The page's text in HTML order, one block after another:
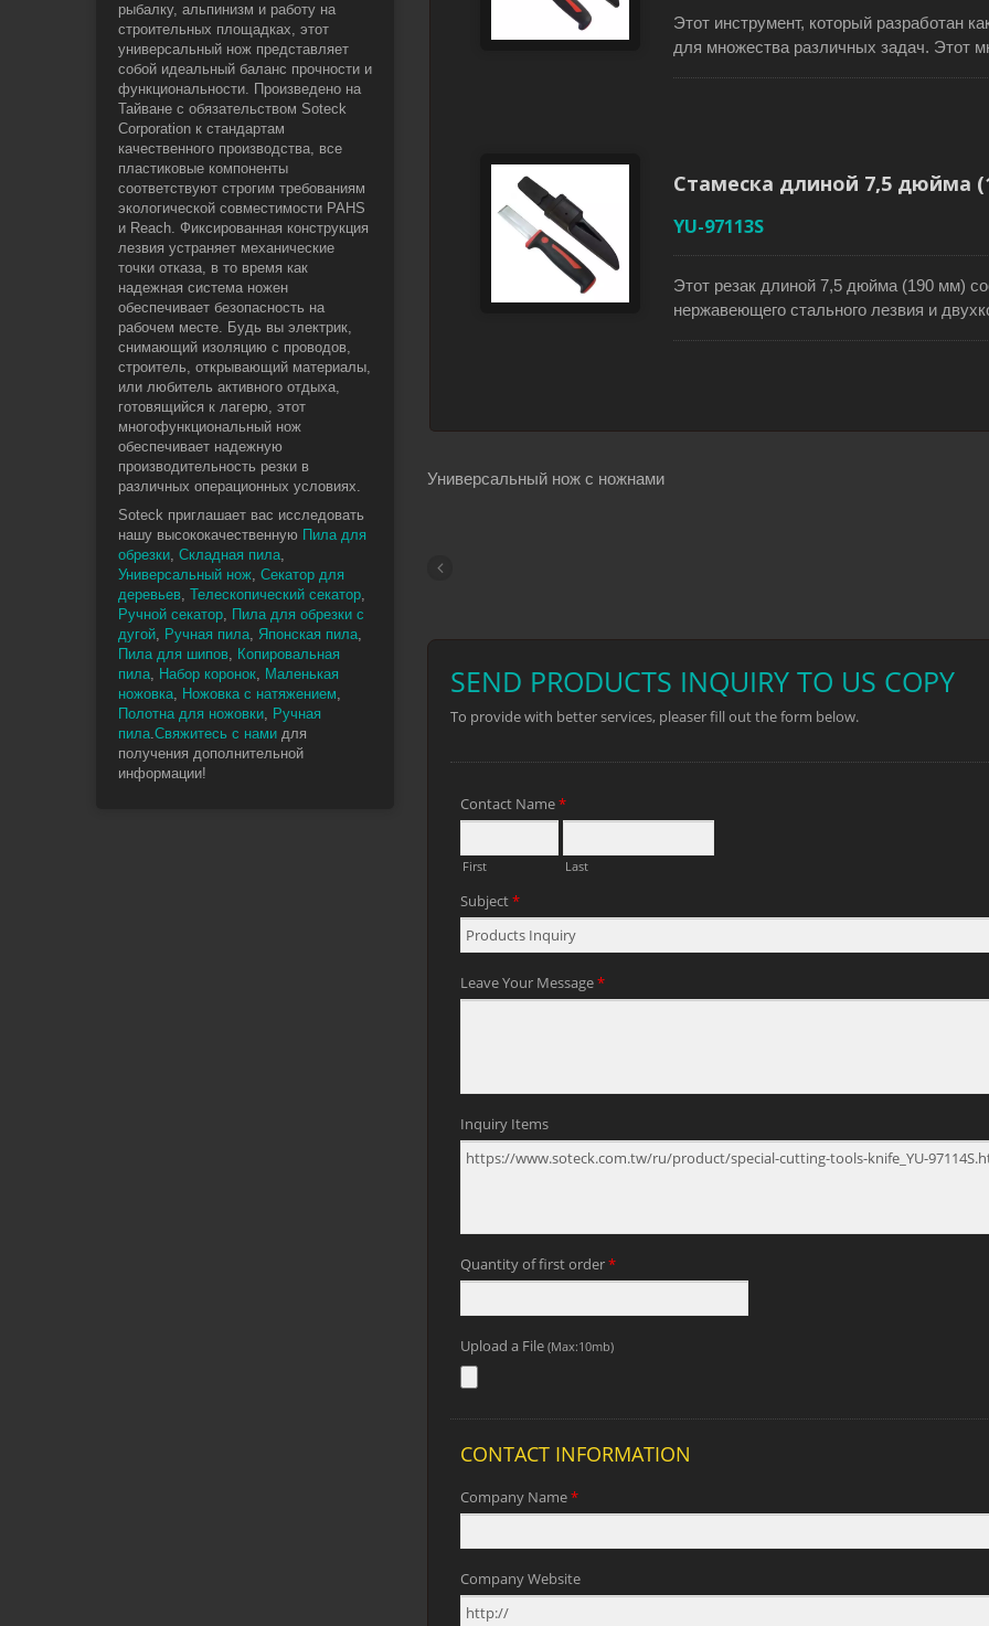
рыбалку, альпинизм и работу на
строительных площадках, этот
универсальный нож представляет
собой идеальный баланс прочности и
функциональности. Произведено на
Тайване с обязательством Soteck
Corporation к стандартам
качественного производства, все
пластиковые компоненты
соответствуют строгим требованиям
экологической совместимости PAHS
и Reach. Фиксированная конструкция
лезвия устраняет механические
точки отказа, в то время как
надежная система ножен
обеспечивает безопасность на
рабочем месте. Будь вы электрик,
снимающий изоляцию с проводов,
строитель, открывающий материалы,
или любитель активного отдыха,
готовящийся к лагерю, этот
многофункциональный нож
обеспечивает надежную
производительность резки в
различных операционных условиях.
Soteck приглашает вас исследовать
нашу высококачественную Пила для
обрезки, Складная пила,
Универсальный нож, Секатор для
деревьев, Телескопический секатор,
Ручной секатор, Пила для обрезки с
дугой, Ручная пила, Японская пила,
Пила для шипов, Копировальная
пила, Набор коронок, Маленькая
ножовка, Ножовка с натяжением,
Полотна для ножовки, Ручная
пила.Свяжитесь с нами для
получения дополнительной
информации!
Этот инструмент, который разработан
для множества различных задач. Этот
контроля. В комплект входит жесткий
Стамеска длиной 7,5 дюйма
YU-97113S
Этот резак длиной 7,5 дюйма (190 мм)
нержавеющего стального лезвия и
безопасной транспортировки. Этот
Универсальный нож с ножнами